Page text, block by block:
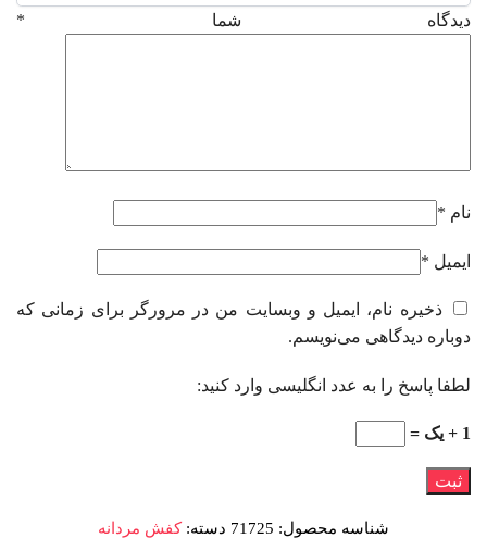
دیدگاه شما *
نام *
ایمیل *
ذخیره نام، ایمیل و وبسایت من در مرورگر برای زمانی که
دوباره دیدگاهی می‌نویسم.
لطفا پاسخ را به عدد انگلیسی وارد کنید:
1 + یک =
شناسه محصول: 71725 دسته:کفش مردانه